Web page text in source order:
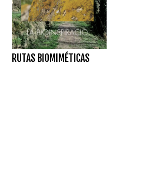
RUTAS BIOMIMÉTICAS